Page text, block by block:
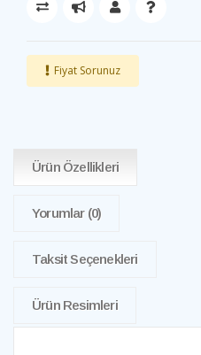
Fiyat Sorunuz
Ürün Özellikleri
Yorumlar (0)
Taksit Seçenekleri
Ürün Resimleri